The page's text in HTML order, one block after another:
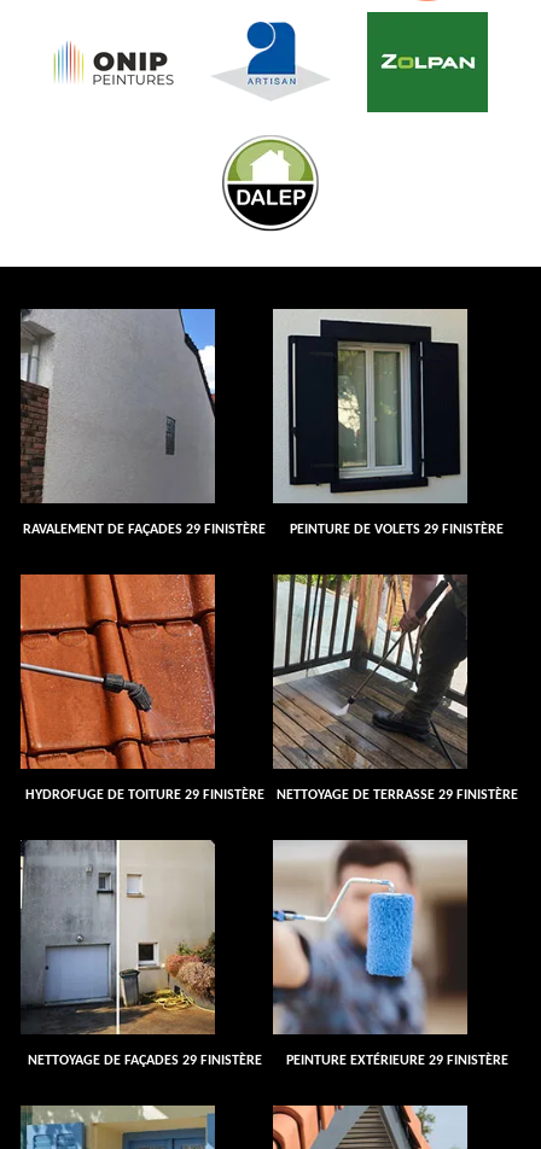
RAVALEMENT DE FAÇADES 29 FINISTÈRE PEINTURE DE VOLETS 29 FINISTÈRE
HYDROFUGE DE TOITURE 29 FINISTÈRE NETTOYAGE DE TERRASSE 29 FINISTÈRE
NETTOYAGE DE FAÇADES 29 FINISTÈRE PEINTURE EXTÉRIEURE 29 FINISTÈRE